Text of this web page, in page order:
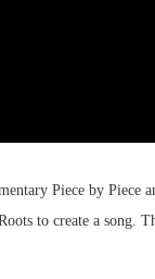
Piece by Piece
to create a song.